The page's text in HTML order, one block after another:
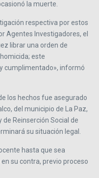
la muerte.
respectiva por estos
Agentes Investigadores, el
librar una orden de
este
cumplimentado», informó
los hechos fue asegurado
del municipio de La Paz,
Reinserción Social de
su situación legal.
hasta que sea
su contra, previo proceso